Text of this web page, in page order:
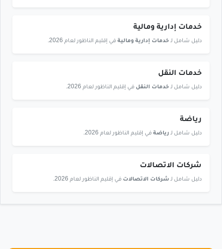
خدمات إدارية ومالية
دليل شامل لـ خدمات إدارية ومالية في إقليم الناظور لعام 2026.
خدمات النقل
دليل شامل لـ خدمات النقل في إقليم الناظور لعام 2026.
رياضة
دليل شامل لـ رياضة في إقليم الناظور لعام 2026.
شركات الاتصالات
دليل شامل لـ شركات الاتصالات في إقليم الناظور لعام 2026.